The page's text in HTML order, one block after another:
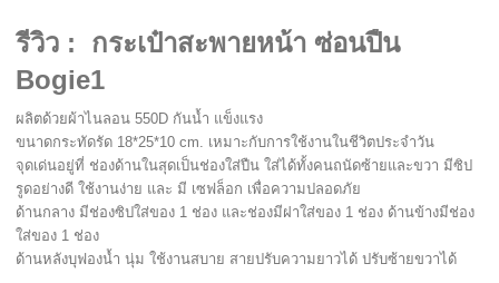
รีวิว : กระเป๋าสะพายหน้า ซ่อนปืน
Bogie1
ผลิตด้วยผ้าไนลอน 550D กันน้ำ แข็งแรง
ขนาดกระทัดรัด 18*25*10 cm. เหมาะกับการใช้งานในชีวิตประจำวัน
จุดเด่นอยู่ที่ ช่องด้านในสุดเป็นช่องใส่ปืน ใส่ได้ทั้งคนถนัดซ้ายและขวา มีซิป
รูดอย่างดี ใช้งานง่าย และ มี เซฟล็อก เพื่อความปลอดภัย
ด้านกลาง มีช่องซิปใส่ของ 1 ช่อง และช่องมีฝาใส่ของ 1 ช่อง ด้านข้างมีช่อง
ใส่ของ 1 ช่อง
ด้านหลังบุฟองน้ำ นุ่ม ใช้งานสบาย สายปรับความยาวได้ ปรับซ้ายขวาได้